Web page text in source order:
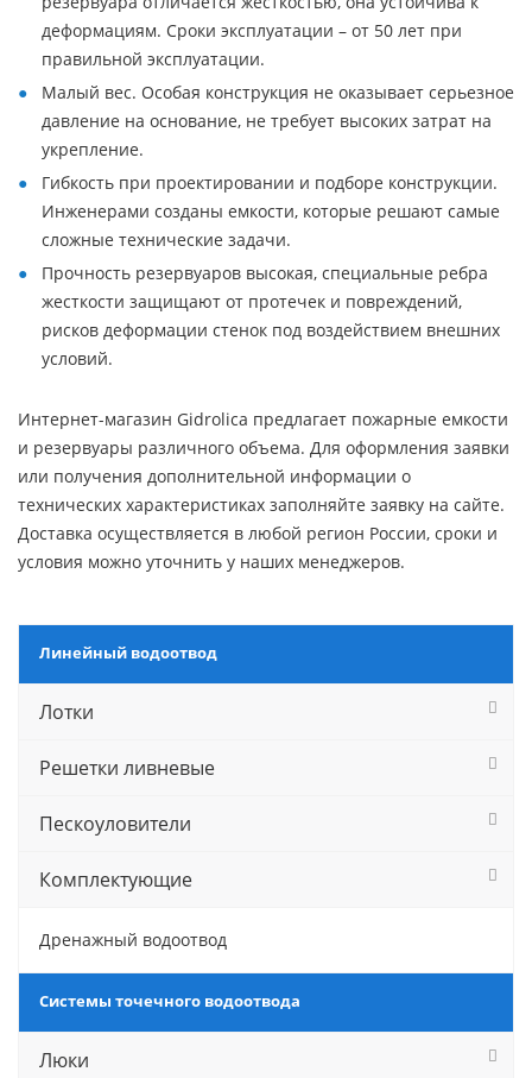
деформациям. Сроки эксплуатации – от 50 лет при
правильной эксплуатации.
Малый вес. Особая конструкция не оказывает серьезное
давление на основание, не требует высоких затрат на
укрепление.
Гибкость при проектировании и подборе конструкции.
Инженерами созданы емкости, которые решают самые
сложные технические задачи.
Прочность резервуаров высокая, специальные ребра
жесткости защищают от протечек и повреждений,
рисков деформации стенок под воздействием внешних
условий.
Интернет-магазин Gidrolica предлагает пожарные емкости
и резервуары различного объема. Для оформления заявки
или получения дополнительной информации о
технических характеристиках заполняйте заявку на сайте.
Доставка осуществляется в любой регион России, сроки и
условия можно уточнить у наших менеджеров.
Линейный водоотвод
Лотки
Решетки ливневые
Пескоуловители
Комплектующие
Дренажный водоотвод
Системы точечного водоотвода
Люки